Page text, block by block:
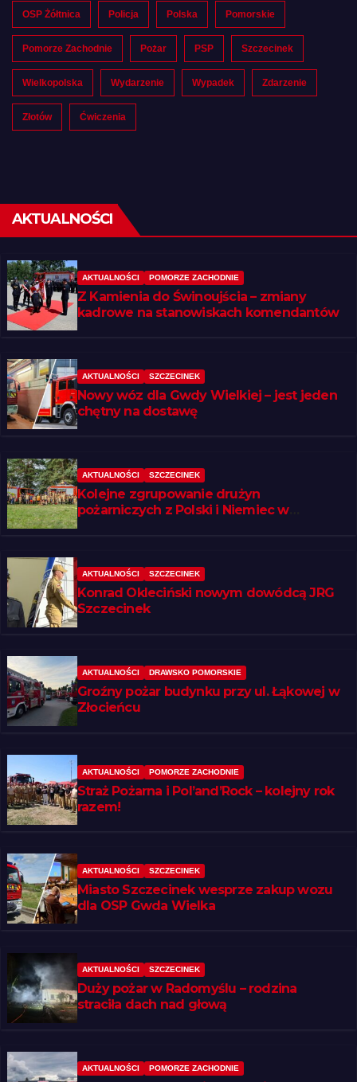
OSP Żółtnica Policja Polska Pomorskie
Pomorze Zachodnie Pożar PSP Szczecinek
Wielkopolska Wydarzenie Wypadek Zdarzenie
Złotów Ćwiczenia
AKTUALNOŚCI
AKTUALNOŚCI POMORZE ZACHODNIE
Z Kamienia do Świnoujścia – zmiany
kadrowe na stanowiskach komendantów
AKTUALNOŚCI SZCZECINEK
Nowy wóz dla Gwdy Wielkiej – jest jeden
chętny na dostawę
AKTUALNOŚCI SZCZECINEK
Kolejne zgrupowanie drużyn
pożarniczych z Polski i Niemiec w
AKTUALNOŚCI SZCZECINEK
Konrad Okleciński nowym dowódcą JRG
Szczecinek
AKTUALNOŚCI DRAWSKO POMORSKIE
Groźny pożar budynku przy ul. Łąkowej w
Złocieńcu
AKTUALNOŚCI POMORZE ZACHODNIE
Straż Pożarna i Pol’and’Rock – kolejny rok
razem!
AKTUALNOŚCI SZCZECINEK
Miasto Szczecinek wesprze zakup wozu
dla OSP Gwda Wielka
AKTUALNOŚCI SZCZECINEK
Duży pożar w Radomyślu – rodzina
straciła dach nad głową
AKTUALNOŚCI POMORZE ZACHODNIE